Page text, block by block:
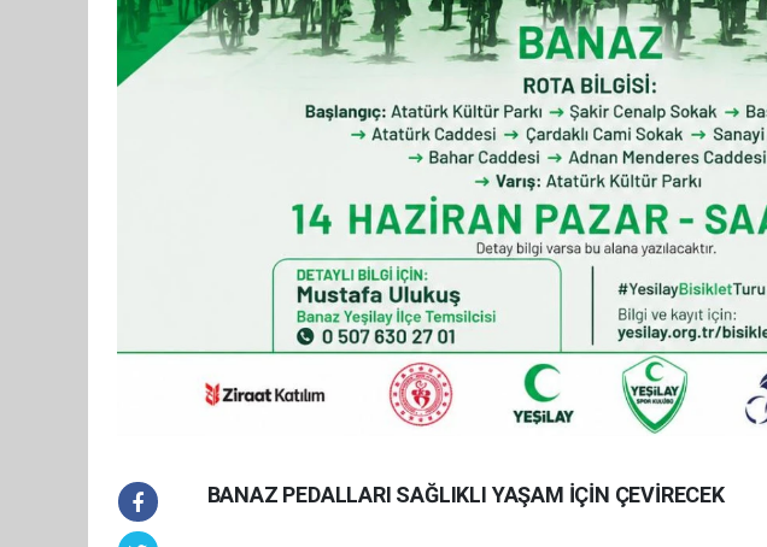
BANAZ PEDALLARI SAĞLIKLI YAŞAM İÇİN ÇEVİRECEK